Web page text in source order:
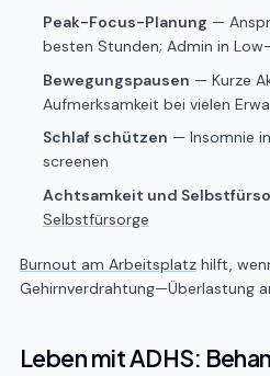
Peak-Focus-Planung —
besten Stunden; Admin in
Bewegungspausen — Kurze
Aufmerksamkeit bei vielen
Schlaf schützen — Insomnie
screenen
Achtsamkeit und
Selbstfürsorge
Burnout am Arbeitsplatzhilft,
Gehirnverdrahtung—Überlastung
Leben mit ADHS: